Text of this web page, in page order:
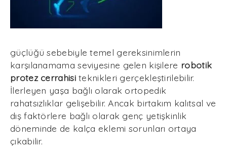
güçlüğü sebebiyle temel gereksinimlerin
karşılanamama seviyesine gelen kişilere robotik
protez cerrahisiteknikleri gerçekleştirilebilir.
İlerleyen yaşa bağlı olarak ortopedik
rahatsızlıklar gelişebilir. Ancak birtakım kalıtsal ve
dış faktörlere bağlı olarak genç yetişkinlik
döneminde de kalça eklemi sorunları ortaya
çıkabilir.